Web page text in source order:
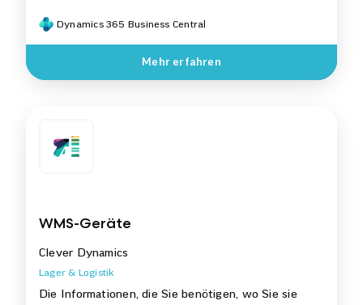
Dynamics 365 Business Central
Mehr erfahren
WMS-Geräte
Clever Dynamics
Lager & Logistik
Die Informationen, die Sie benötigen, wo Sie sie